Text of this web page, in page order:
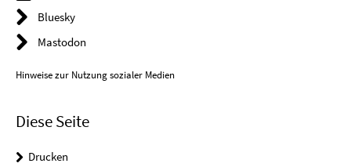
Bluesky
Mastodon
Hinweise zur Nutzung sozialer Medien
Diese Seite
Drucken